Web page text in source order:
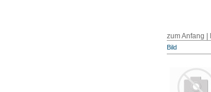
zum Anfang
Bild